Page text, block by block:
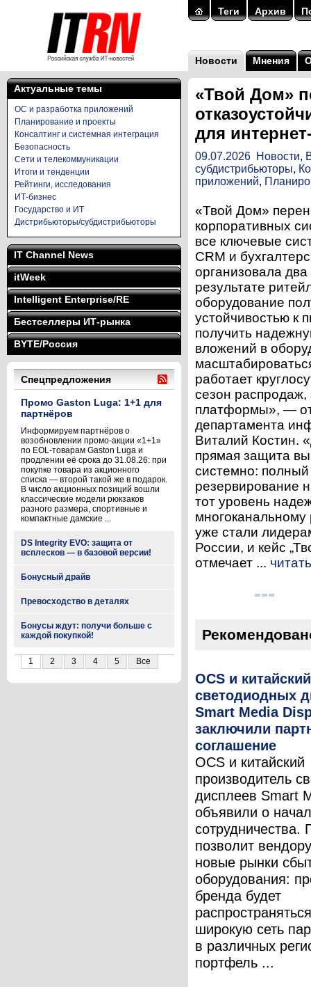
Теги Архив
Новости Мнения
Актуальные темы
ОС и разработка приложений
Планирование и проекты
Консалтинг и системная интеграция
Безопасность
Сети и телекоммуникации
Итоги и тенденции
Рейтинги, исследования
ИТ-бизнес
Государство и ИТ
Дистрибьюторы/субдистрибьюторы
IT Channel News
itWeek
Intelligent Enterprise/RE
Бестселлеры ИТ-рынка
BYTE/Россия
Спецпредложения
Промо Gaston Luga: 1+1 для
партнёров
Информируем партнёров о
возобновлении промо-акции «1+1»
по EOL-товарам Gaston Luga и
продлении её срока до 31.08.26: при
покупке товара из акционного
списка — второй такой же в подарок.
В число акционных позиций вошли
классические модели рюкзаков
разного размера, спортивные и
компактные дамские ...
DS Integrity EVO: защита от
всплесков — в базовой версии!
Бонусный драйв
Превосходство в деталях
Бонусы ждут: получи больше с
каждой покупкой!
1 2 3 4 5 Все
«Твой Дом»
для
09.07.2026 Новости,
субдистрибьюторы,
приложений,
«Твой Дом»
корпоративных
все ключевые
CRM и
организовала
результате
оборудование
устойчивостью к
получить
вложений в
работает
сезон распродаж,
платформы», —
департамента
Виталий Костин.
прямая защита
системно:
резервирование
тот уровень
многоканальному
уже стали
России, и кейс
отмечает ...
OCS и
светодиодных
Smart Media
заключили
соглашение
OCS и китайский
производитель
дисплеев Smart
объявили о
сотрудничества.
позволит
новые рынки
оборудования:
бренда будет
широкую сеть
в различных
портфель ...